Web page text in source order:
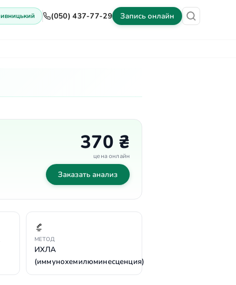
(050) 437-77-29 Запись онлайн
370 ₴
цена онлайн
Заказать анализ
МЕТОД
ИХЛА
(иммунохемилюминесценция)